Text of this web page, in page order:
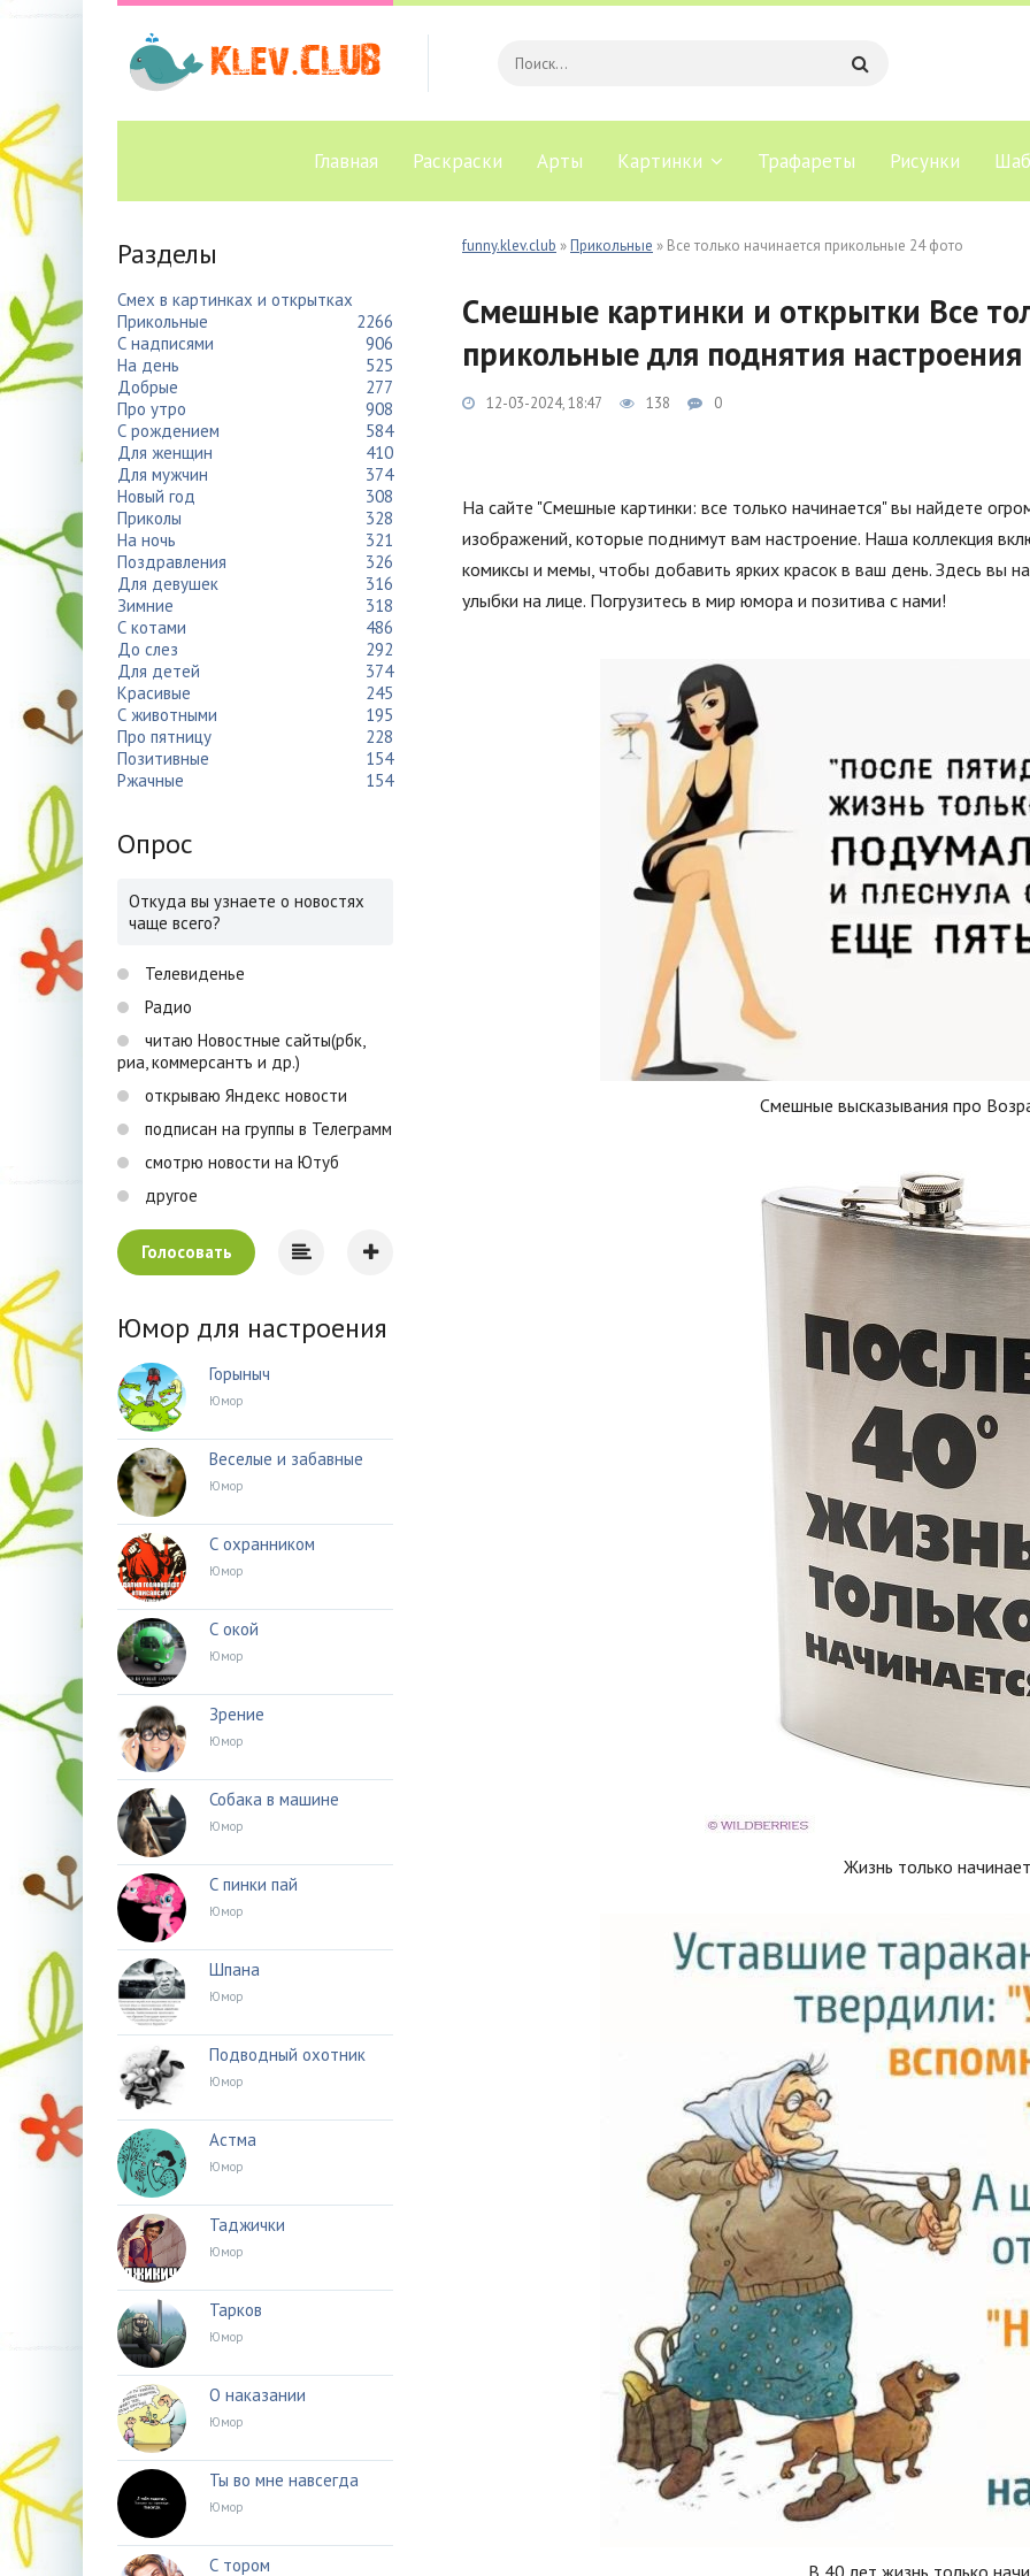
Главная Раскраски Арты Картинки Трафареты Рисунки
funny.klev.club »Прикольные » Все только начинается прикольные 24 фото
Смешные картинки и открытки Все
прикольные для поднятия настроения
12-03-2024, 18:47 138 0
На сайте "Смешные картинки: все только начинается" вы найдете
изображений, которые поднимут вам настроение. Наша коллекция
комиксы и мемы, чтобы добавить ярких красок в ваш день. Здесь вы
улыбки на лице. Погрузитесь в мир юмора и позитива с нами!
Смешные высказывания про
Жизнь только
В 40 лет жизнь только
Разделы
Смех в картинках и открытках
Прикольные
2266
С надписями
906
На день
525
Добрые
277
Про утро
908
С рождением
584
Для женщин
410
Для мужчин
374
Новый год
308
Приколы
328
На ночь
321
Поздравления
326
Для девушек
316
Зимние
318
С котами
486
До слез
292
Для детей
374
Красивые
245
С животными
195
Про пятницу
228
Позитивные
154
Ржачные
154
Опрос
Откуда вы узнаете о новостях
чаще всего?
Телевиденье
Радио
читаю Новостные сайты(рбк,
риа, коммерсантъ и др.)
открываю Яндекс новости
подписан на группы в Телеграмм
смотрю новости на Ютуб
другое
Голосовать
Юмор для настроения
Горыныч
Юмор
Веселые и забавные
Юмор
С охранником
Юмор
С окой
Юмор
Зрение
Юмор
Собака в машине
Юмор
С пинки пай
Юмор
Шпана
Юмор
Подводный охотник
Юмор
Астма
Юмор
Таджички
Юмор
Тарков
Юмор
О наказании
Юмор
Ты во мне навсегда
Юмор
С тором